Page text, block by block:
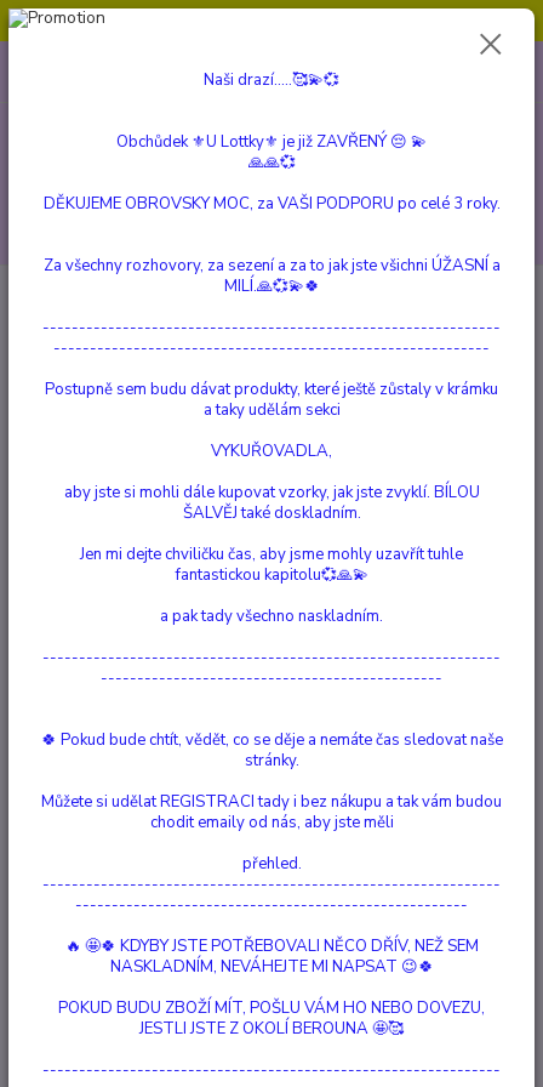
CZK
KOUZELNÉ MAGICKÉ SVÍČKY Zelené Kouzelné svíčky ŠTĚSTÍ
Zelené Kouzelné svíčky ŠTĚSTÍ
TOP produkt
Balení 12 zelených kouzelných svíček "Štěstí" Balení 12 zelených
kouzelných svíček pro použití s rituály k přilákání štěstí, peněz a dokonce
i plodnosti. Svíčková magie je jednou z nejjednodušších forem sesílání
a zaměřuje zá...celý popis
Dostupnost Vyprodáno
195 Kč/ks
1002
hloubka/průměr:
1,2cm
10 cm
Naši drazí.....🥰💫💞
Obchůdek ⚜️U Lottky⚜️ je již ZAVŘENÝ 😔 💫
🙏🙏💞
DĚKUJEME OBROVSKY MOC, za VAŠI PODPORU po celé 3 roky.
Za všechny rozhovory, za sezení a za to jak jste všichni ÚŽASNÍ a
MILÍ.🙏💞💫🍀
---------------------------------------------------------------
------------------------------------------------------------
Postupně sem budu dávat produkty, které ještě zůstaly v krámku
a taky udělám sekci
VYKUŘOVADLA,
aby jste si mohli dále kupovat vzorky, jak jste zvyklí. BÍLOU
ŠALVĚJ také doskladním.
Jen mi dejte chviličku čas, aby jsme mohly uzavřít tuhle
fantastickou kapitolu💞🙏💫
a pak tady všechno naskladním.
---------------------------------------------------------------
-----------------------------------------------
🍀 Pokud bude chtít, vědět, co se děje a nemáte čas sledovat naše
stránky.
Můžete si udělat REGISTRACI tady i bez nákupu a tak vám budou
chodit emaily od nás, aby jste měli
přehled.
---------------------------------------------------------------
------------------------------------------------------
🔥 🤩🍀 KDYBY JSTE POTŘEBOVALI NĚCO DŘÍV, NEŽ SEM
NASKLADNÍM, NEVÁHEJTE MI NAPSAT 😉🍀
POKUD BUDU ZBOŽÍ MÍT, POŠLU VÁM HO NEBO DOVEZU,
JESTLI JSTE Z OKOLÍ BEROUNA 🤩🥰
---------------------------------------------------------------